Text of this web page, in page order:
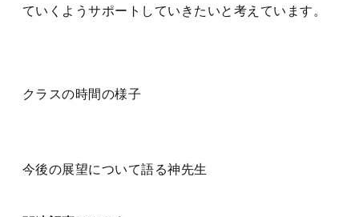
ていくようサポートしていきたいと考えています。
クラスの時間の様子
今後の展望について語る神先生